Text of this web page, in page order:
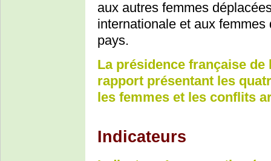
aux autres femmes
internationale et aux femmes
pays.
La présidence française de
rapport présentant les
les femmes et les conflits
Indicateurs